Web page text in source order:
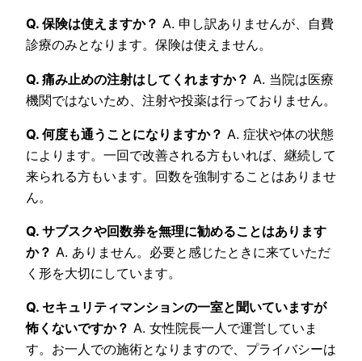
Q. 保険は使えますか？ A. 申し訳ありませんが、自費
診療のみとなります。保険は使えません。
Q. 痛み止めの注射はしてくれますか？ A. 当院は医療
機関ではないため、注射や投薬は行っておりません。
Q. 何度も通うことになりますか？ A. 症状や体の状態
によります。一回で改善される方もいれば、継続して
来られる方もいます。回数を強制することはありませ
ん。
Q. サブスクや回数券を無理に勧めることはあります
か？ A. ありません。必要と感じたときに来ていただ
く形を大切にしています。
Q. セキュリティマンションの一室と聞いていますが
怖くないですか？ A. 女性院長一人で運営していま
す。お一人での施術となりますので、プライバシーは